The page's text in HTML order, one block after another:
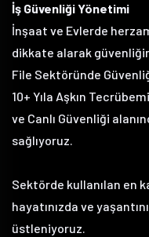
İş Güvenliği Yönetimi
İnşaat ve Evlerde
dikkate alarak
File Sektöründe
10+ Yıla Aşkın
ve Canlı Güvenliği
sağlıyoruz.
Sektörde kullanılan en
hayatınızda ve
üstleniyoruz.